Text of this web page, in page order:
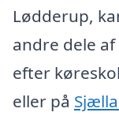
Lødderup,
andre dele
efter
eller på